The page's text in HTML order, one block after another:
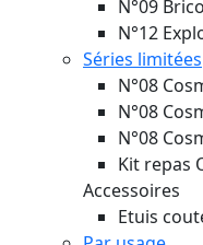
N°09
N°12
Séries limitées
N°08
N°08
N°08
Kit repas
Accessoires
Etuis